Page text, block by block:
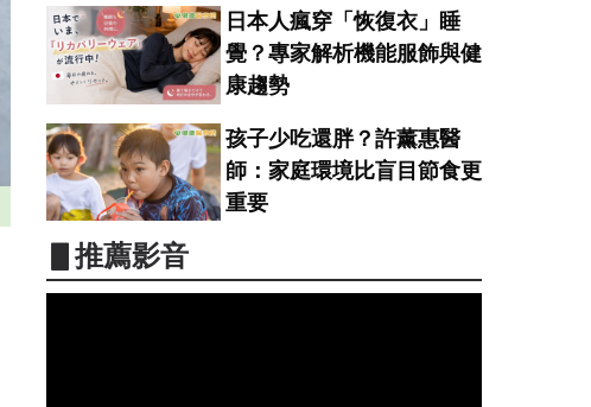
日本人瘋穿「恢復衣」睡
覺？專家解析機能服飾與健
康趨勢
孩子少吃還胖？許薰惠醫
師：家庭環境比盲目節食更
重要
▋推薦影音